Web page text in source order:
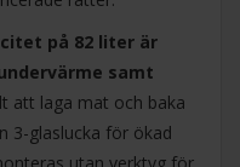
på 82 liter är
samt
att laga mat och baka
3-glaslucka för ökad